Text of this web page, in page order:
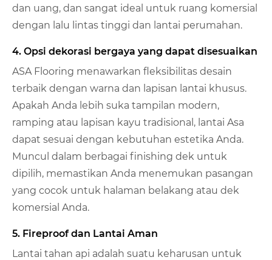
dan uang, dan sangat ideal untuk ruang komersial
dengan lalu lintas tinggi dan lantai perumahan.
4. Opsi dekorasi bergaya yang dapat disesuaikan
ASA Flooring menawarkan fleksibilitas desain
terbaik dengan warna dan lapisan lantai khusus.
Apakah Anda lebih suka tampilan modern,
ramping atau lapisan kayu tradisional, lantai Asa
dapat sesuai dengan kebutuhan estetika Anda.
Muncul dalam berbagai finishing dek untuk
dipilih, memastikan Anda menemukan pasangan
yang cocok untuk halaman belakang atau dek
komersial Anda.
5. Fireproof dan Lantai Aman
Lantai tahan api adalah suatu keharusan untuk